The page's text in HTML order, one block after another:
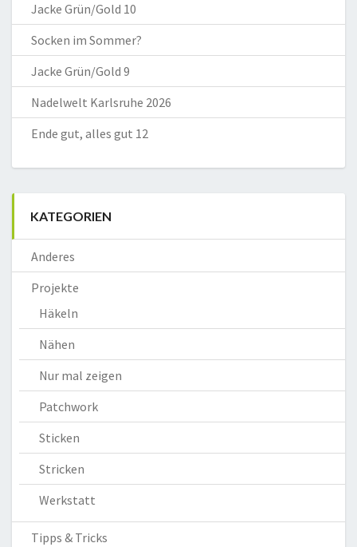
Jacke Grün/Gold 10
Socken im Sommer?
Jacke Grün/Gold 9
Nadelwelt Karlsruhe 2026
Ende gut, alles gut 12
KATEGORIEN
Anderes
Projekte
Häkeln
Nähen
Nur mal zeigen
Patchwork
Sticken
Stricken
Werkstatt
Tipps & Tricks